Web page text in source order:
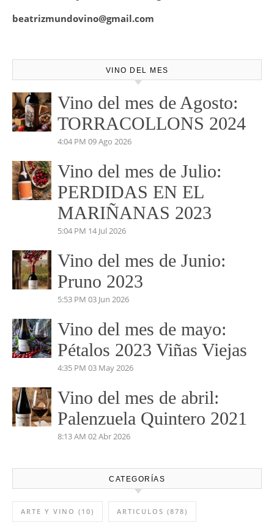
Comunicación.josemundovino@gmail.com
beatrizmundovino@gmail.com
Vino del mes de Agosto:
TORRACOLLONS 2024
4:04 PM 09 Ago 2026
Vino del mes de Julio:
PERDIDAS EN EL
MARIÑANAS 2023
5:04 PM 14 Jul 2026
Vino del mes de Junio:
Pruno 2023
5:53 PM 03 Jun 2026
Vino del mes de mayo:
Pétalos 2023 Viñas Viejas
4:35 PM 03 May 2026
Vino del mes de abril:
Palenzuela Quintero 2021